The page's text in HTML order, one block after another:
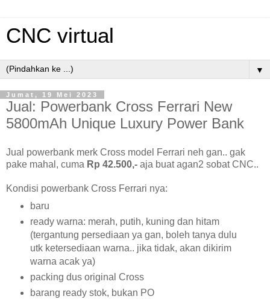
CNC virtual
▼
Jumat, 19 Mei 2023
Jual: Powerbank Cross Ferrari New
5800mAh Unique Luxury Power Bank
Jual powerbank merk Cross model Ferrari neh gan.. gak
pake mahal, cuma Rp 42.500,- aja buat agan2 sobat CNC..
Kondisi powerbank Cross Ferrari nya:
baru
ready warna: merah, putih, kuning dan hitam
(tergantung persediaan ya gan, boleh tanya dulu
utk ketersediaan warna.. jika tidak, akan dikirim
warna acak ya)
packing dus original Cross
barang ready stok, bukan PO